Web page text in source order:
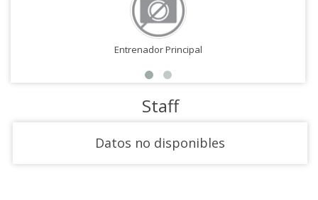
Entrenador Principal
Staff
Datos no disponibles